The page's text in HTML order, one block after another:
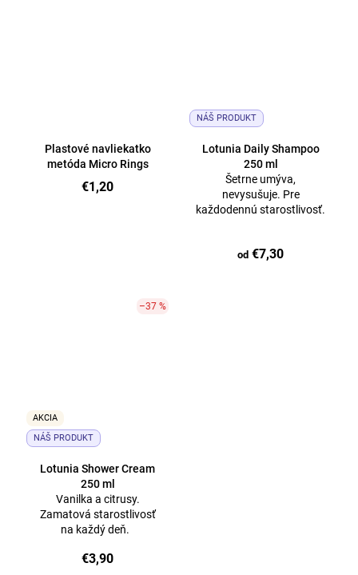
Plastové navliekatko
metóda Micro Rings
€1,20
NÁŠ PRODUKT
Lotunia Daily Shampoo
250 ml
Šetrne umýva,
nevysušuje. Pre
každodennú starostlivosť.
od €7,30
AKCIA
NÁŠ PRODUKT
–37 %
Lotunia Shower Cream
250 ml
Vanilka a citrusy.
Zamatová starostlivosť
na každý deň.
€3,90